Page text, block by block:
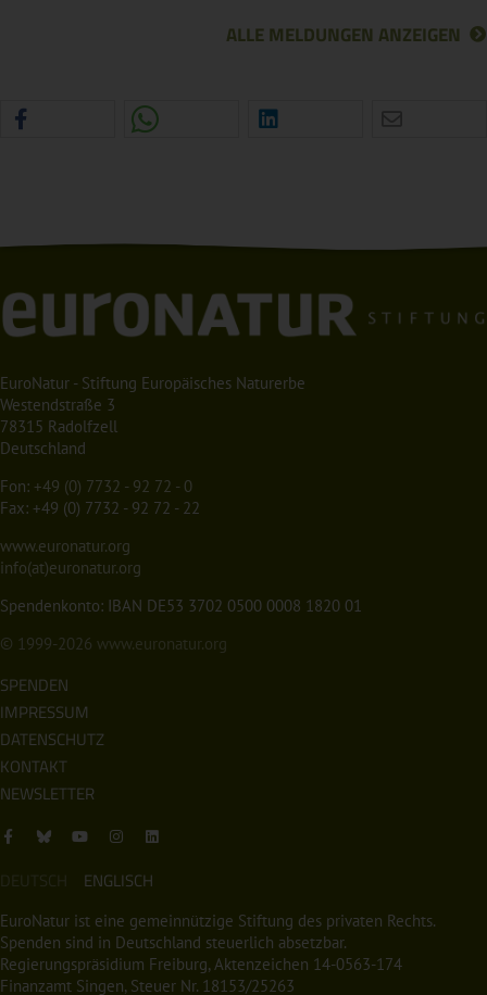
ALLE MELDUNGEN ANZEIGEN
EuroNatur - Stiftung Europäisches Naturerbe
Westendstraße 3
78315 Radolfzell
Deutschland
Fon: +49 (0) 7732 - 92 72 - 0
Fax: +49 (0) 7732 - 92 72 - 22
www.euronatur.org
info(at)euronatur.org
Spendenkonto: IBAN DE53 3702 0500 0008 1820 01
© 1999-2026 www.euronatur.org
SPENDEN
IMPRESSUM
DATENSCHUTZ
KONTAKT
NEWSLETTER
DEUTSCH ENGLISCH
EuroNatur ist eine gemeinnützige Stiftung des privaten Rechts.
Spenden sind in Deutschland steuerlich absetzbar.
Regierungspräsidium Freiburg, Aktenzeichen 14-0563-174
Finanzamt Singen, Steuer Nr. 18153/25263